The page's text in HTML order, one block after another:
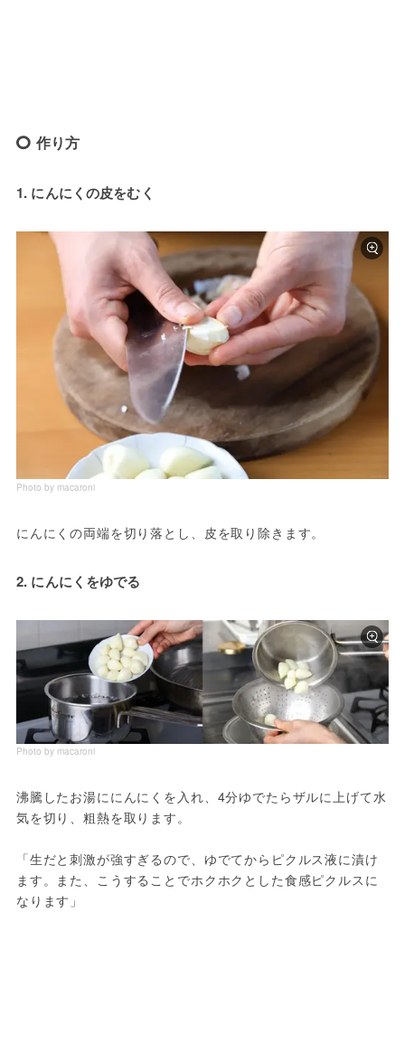
作り方
1. にんにくの皮をむく
Photo by macaroni
にんにくの両端を切り落とし、皮を取り除きます。
2. にんにくをゆでる
Photo by macaroni
沸騰したお湯ににんにくを入れ、4分ゆでたらザルに上げて水
気を切り、粗熱を取ります。
「生だと刺激が強すぎるので、ゆでてからピクルス液に漬け
ます。また、こうすることでホクホクとした食感ピクルスに
なります」